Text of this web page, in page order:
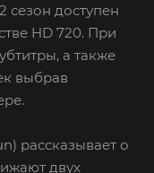
сезон доступен
HD 720. При
а также
выбрав
рассказывает о
двух